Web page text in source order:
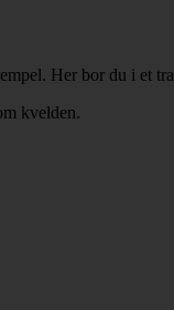
Her bor du i et
kvelden.